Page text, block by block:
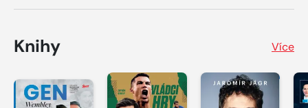
Knihy Více